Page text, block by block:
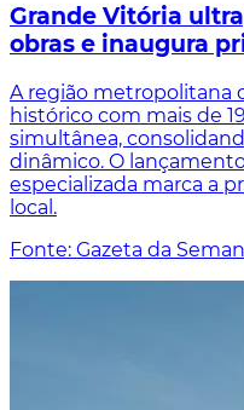
Grande Vitória
obras e inaugura
A região metropolitana
histórico com mais de
simultânea,
dinâmico. O
especializada marca a
local.
Fonte: Gazeta da